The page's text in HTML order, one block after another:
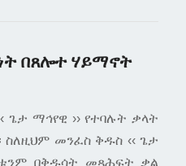
በጸሎተ ሃይማኖት
ጌታ ማኅየዊ ›› የተባሉት ቃላት
መንፈስ ቅዱስ ‹‹ ጌታ
በቅዱሳት መጻሕፍት ቃል